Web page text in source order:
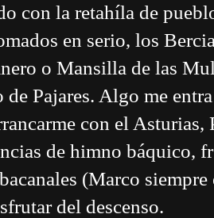
con la retahíla de
en serio, los
o Mansilla de las
de Pajares. Algo me
con el Asturias,
de himno báquico,
(Marco
del descenso.